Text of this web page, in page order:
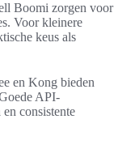
Boomi zorgen voor
Voor kleinere
keus als
en Kong bieden
API-
consistente